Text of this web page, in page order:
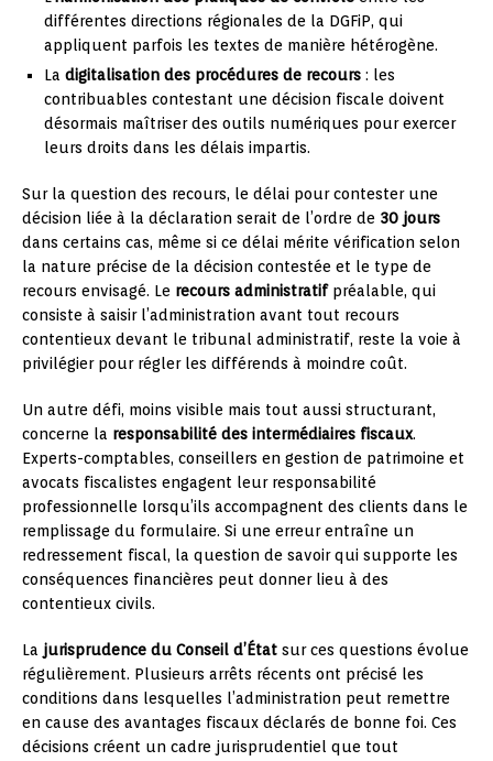
différentes directions régionales de la DGFiP, qui
appliquent parfois les textes de manière hétérogène.
La digitalisation des procédures de recours : les
contribuables contestant une décision fiscale doivent
désormais maîtriser des outils numériques pour exercer
leurs droits dans les délais impartis.
Sur la question des recours, le délai pour contester une
décision liée à la déclaration serait de l’ordre de 30 jours
dans certains cas, même si ce délai mérite vérification selon
la nature précise de la décision contestée et le type de
recours envisagé. Le recours administratifpréalable, qui
consiste à saisir l’administration avant tout recours
contentieux devant le tribunal administratif, reste la voie à
privilégier pour régler les différends à moindre coût.
Un autre défi, moins visible mais tout aussi structurant,
concerne la responsabilité des intermédiaires fiscaux.
Experts-comptables, conseillers en gestion de patrimoine et
avocats fiscalistes engagent leur responsabilité
professionnelle lorsqu’ils accompagnent des clients dans le
remplissage du formulaire. Si une erreur entraîne un
redressement fiscal, la question de savoir qui supporte les
conséquences financières peut donner lieu à des
contentieux civils.
La jurisprudence du Conseil d’État sur ces questions évolue
régulièrement. Plusieurs arrêts récents ont précisé les
conditions dans lesquelles l’administration peut remettre
en cause des avantages fiscaux déclarés de bonne foi. Ces
décisions créent un cadre jurisprudentiel que tout